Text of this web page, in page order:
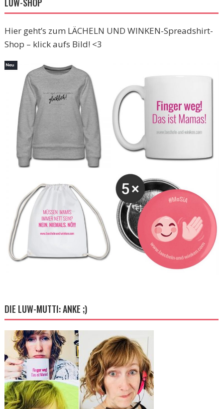
Hier geht’s zum LÄCHELN UND WINKEN-Spreadshirt-
Shop – klick aufs Bild! <3
DIE LUW-MUTTI: ANKE ;)